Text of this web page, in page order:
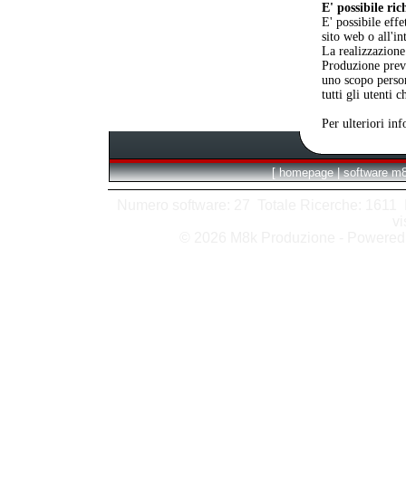
E' possibile
E' possibile
sito web o
La
Produzione
uno scopo
tutti gli utenti
Per ulteriori
[ homepage | software